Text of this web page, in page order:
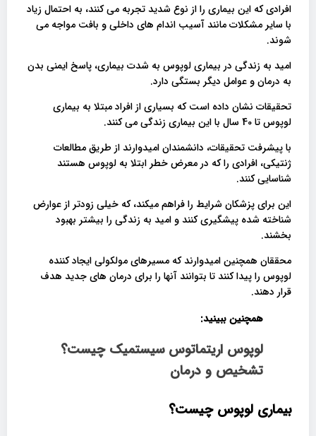
افرادی که این بیماری را از نوع شدید تجربه می کنند، به احتمال زیاد
با سایر مشکلات مانند آسیب اندام های داخلی و بافت مواجه می
شوند.
امید به زندگی در بیماری لوپوس به شدت بیماری، پاسخ ایمنی بدن
به درمان و عوامل دیگر بستگی دارد.
تحقیقات نشان داده است که بسیاری از افراد مبتلا به بیماری
لوپوس تا 40 سال با این بیماری زندگی می کنند.
با پیشرفت تحقیقات، دانشمندان امیدوارند از طریق مطالعات
ژنتیکی، افرادی را که در معرض خطر ابتلا به لوپوس هستند
شناسایی کنند.
این برای پزشکان شرایط را فراهم میکند، که خیلی زودتر از عوارض
شناخته شده پیشگیری کنند و امید به زندگی را بیشتر بهبود
بخشند.
محققان همچنین امیدوارند که مسیرهای مولکولی ایجاد کننده
لوپوس را پیدا کنند تا بتوانند آنها را برای درمان های جدید هدف
قرار دهند.
همچنین ببینید:
لوپوس اریتماتوس سیستمیک چیست؟
تشخیص و درمان
بیماری لوپوس چیست؟